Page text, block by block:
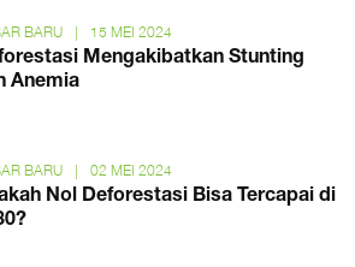
BARU | 15 MEI 2024
Mengakibatkan Stunting
Anemia
BARU | 02 MEI 2024
Nol Deforestasi Bisa Tercapai di